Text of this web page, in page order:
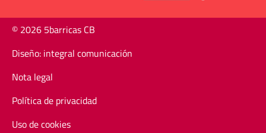
© 2026 5barricas CB
Diseño: integral comunicación
Nota legal
Política de privacidad
Uso de cookies